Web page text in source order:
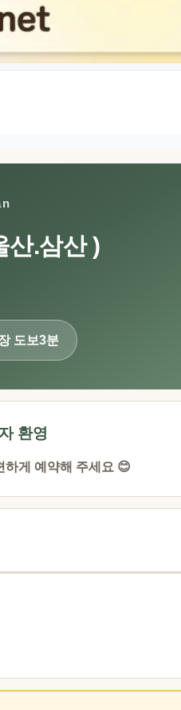
산.삼산 )
도보3분
환영
하게 예약해 주세요 😊